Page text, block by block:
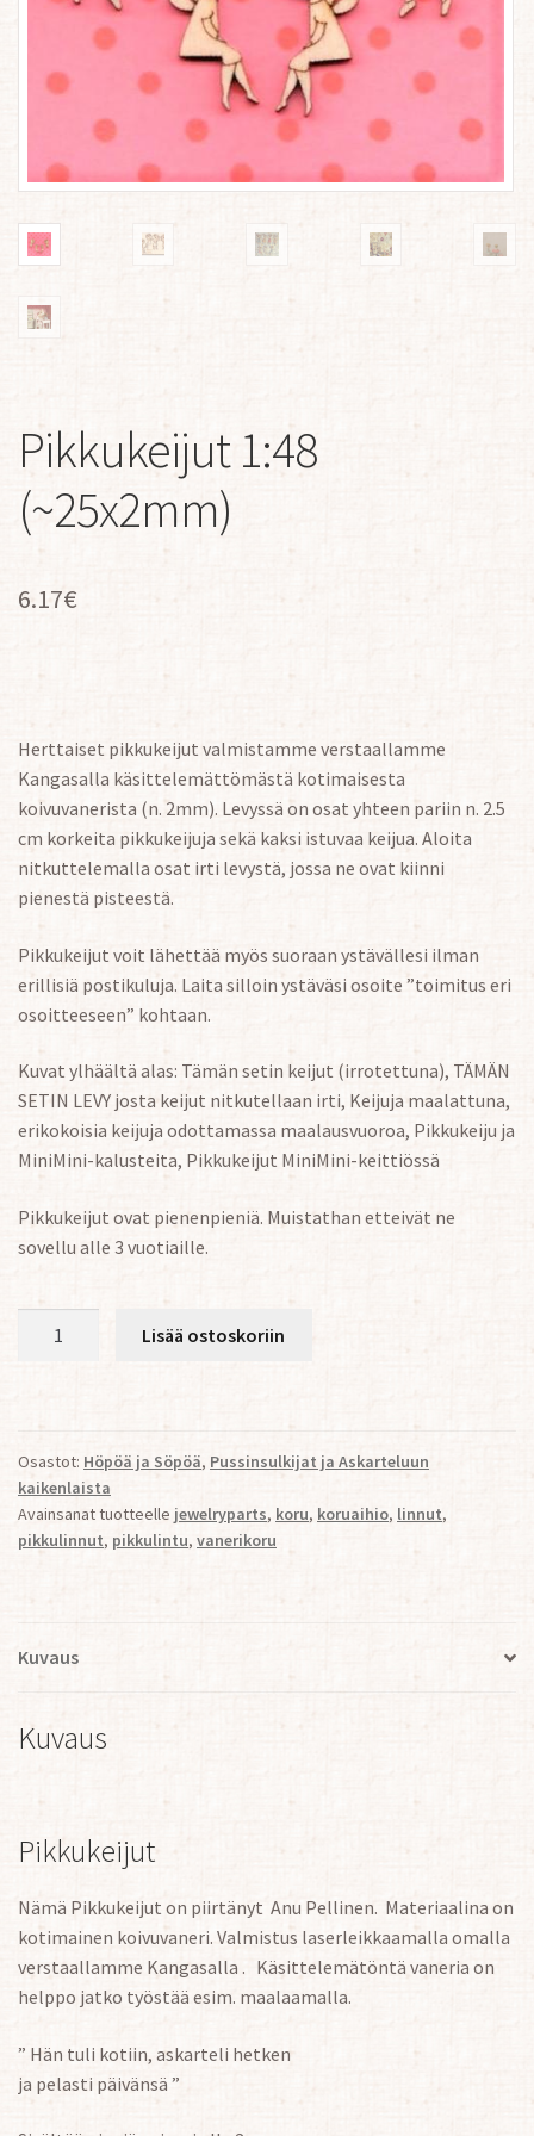
Pikkukeijut 1:48
(~25x2mm)
6.17€
Herttaiset pikkukeijut valmistamme verstaallamme
Kangasalla käsittelemättömästä kotimaisesta
koivuvanerista (n. 2mm). Levyssä on osat yhteen pariin n. 2.5
cm korkeita pikkukeijuja sekä kaksi istuvaa keijua. Aloita
nitkuttelemalla osat irti levystä, jossa ne ovat kiinni
pienestä pisteestä.
Pikkukeijut voit lähettää myös suoraan ystävällesi ilman
erillisiä postikuluja. Laita silloin ystäväsi osoite ”toimitus eri
osoitteeseen” kohtaan.
Kuvat ylhäältä alas: Tämän setin keijut (irrotettuna), TÄMÄN
SETIN LEVY josta keijut nitkutellaan irti, Keijuja maalattuna,
erikokoisia keijuja odottamassa maalausvuoroa, Pikkukeiju ja
MiniMini-kalusteita, Pikkukeijut MiniMini-keittiössä
Pikkukeijut ovat pienenpieniä. Muistathan etteivät ne
sovellu alle 3 vuotiaille.
Lisää ostoskoriin
Osastot: Höpöä ja Söpöä, Pussinsulkijat ja Askarteluun
kaikenlaista
Avainsanat tuotteelle jewelryparts, koru, koruaihio, linnut,
pikkulinnut, pikkulintu, vanerikoru
Kuvaus
Kuvaus
Pikkukeijut
Nämä Pikkukeijut on piirtänyt Anu Pellinen. Materiaalina on
kotimainen koivuvaneri. Valmistus laserleikkaamalla omalla
verstaallamme Kangasalla . Käsittelemätöntä vaneria on
helppo jatko työstää esim. maalaamalla.
” Hän tuli kotiin, askarteli hetken
ja pelasti päivänsä ”